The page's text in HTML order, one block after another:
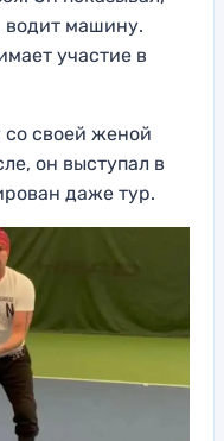
водит машину.
участие в
своей женой
он выступал в
даже тур.